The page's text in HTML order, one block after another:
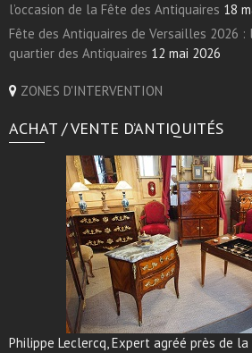
l’occasion de la Fête des Antiquaires 18
Fête des Antiquaires de Versailles 2026
quartier des Antiquaires 12 mai 2026
ZONES D'INTERVENTION
ACHAT / VENTE D’ANTIQUITÉS
Philippe Leclercq, Expert agréé près de la